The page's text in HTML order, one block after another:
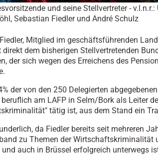
und seine Stellvertreter -
Sebastian Fiedler und André Schulz
Mitglied im geschäftsführenden
dem bisherigen Stellvertretenden
der sich wegen des Erreichens des
der von den 250 Delegierten
beruflich am LAFP in Selm/Bork als Leiter
tätig ist, aus dem Stand ein
da Fiedler bereits seit mehreren
zu Themen der Wirtschaftskriminalität
auch in Brüssel erfolgreich unterwegs